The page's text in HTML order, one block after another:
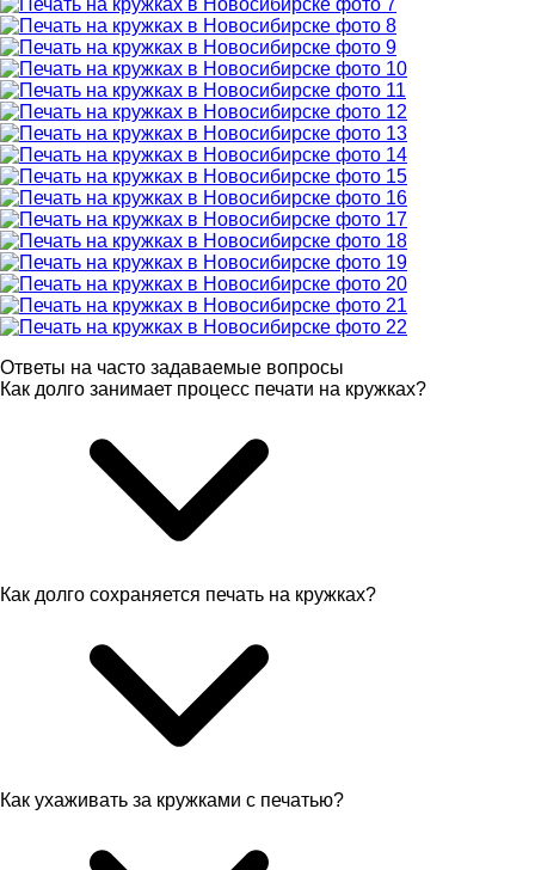
Ответы на часто задаваемые вопросы
Как долго занимает процесс печати на кружках?
Как долго сохраняется печать на кружках?
Как ухаживать за кружками с печатью?